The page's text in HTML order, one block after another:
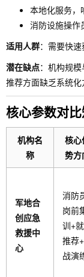
本地化服务，
消防设施操作
适用人群：需要快
潜在缺点：机构规
推荐方面缺乏系统化
核心参数对
机构名
称
核心
势方
军地合
创应急
救援中
心
消防
岗前
训+
推荐
战演